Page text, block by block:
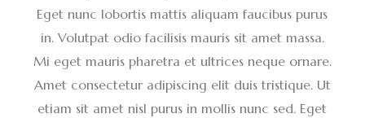
Eget nunc lobortis mattis aliquam faucibus purus
in. Volutpat odio facilisis mauris sit amet massa.
Mi eget mauris pharetra et ultrices neque ornare.
Amet consectetur adipiscing elit duis tristique. Ut
etiam sit amet nisl purus in mollis nunc sed. Eget